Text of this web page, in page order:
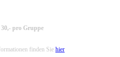
30,- pro Gruppe
finden Sie hier